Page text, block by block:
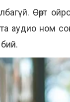
Өөрт
аудио ном